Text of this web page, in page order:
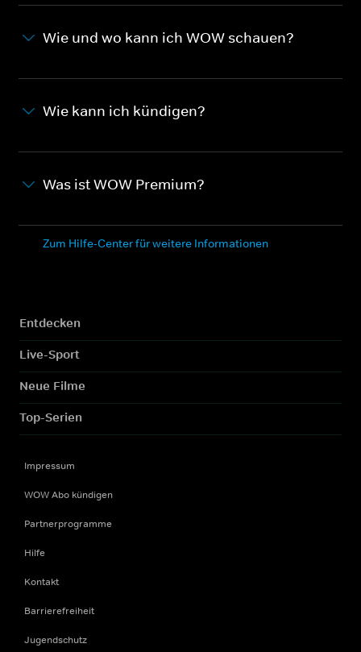
Wie und wo kann ich WOW schauen?
Wie kann ich kündigen?
Was ist WOW Premium?
Zum Hilfe-Center für weitere Informationen
Entdecken
Live-Sport
Neue Filme
Top-Serien
Impressum
WOW Abo kündigen
Partnerprogramme
Hilfe
Kontakt
Barrierefreiheit
Jugendschutz